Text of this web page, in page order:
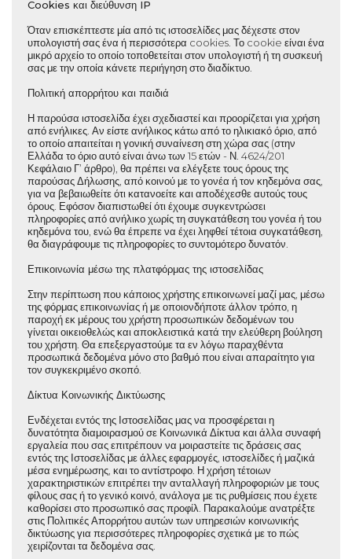
Cookies και διεύθυνση IP
Όταν επισκέπτεστε μία από τις ιστοσελίδες μας δέχεστε στον
υπολογιστή σας ένα ή περισσότερα cookies. Το cookie είναι ένα
μικρό αρχείο το οποίο τοποθετείται στον υπολογιστή ή τη συσκευή
σας με την οποία κάνετε περιήγηση στο διαδίκτυο.
Πολιτική απορρήτου και παιδιά
Η παρούσα ιστοσελίδα έχει σχεδιαστεί και προορίζεται για χρήση
από ενήλικες. Αν είστε ανήλικος κάτω από το ηλικιακό όριο, από
το οποίο απαιτείται η γονική συναίνεση στη χώρα σας (στην
Ελλάδα το όριο αυτό είναι άνω των 15 ετών - Ν. 4624/201
Κεφάλαιο Γ’ άρθρο), θα πρέπει να ελέγξετε τους όρους της
παρούσας Δήλωσης, από κοινού με το γονέα ή τον κηδεμόνα σας,
για να βεβαιωθείτε ότι κατανοείτε και αποδέχεσθε αυτούς τους
όρους. Εφόσον διαπιστωθεί ότι έχουμε συγκεντρώσει
πληροφορίες από ανήλικο χωρίς τη συγκατάθεση του γονέα ή του
κηδεμόνα του, ενώ θα έπρεπε να έχει ληφθεί τέτοια συγκατάθεση,
θα διαγράφουμε τις πληροφορίες το συντομότερο δυνατόν.
Επικοινωνία μέσω της πλατφόρμας της ιστοσελίδας
Στην περίπτωση που κάποιος χρήστης επικοινωνεί μαζί μας, μέσω
της φόρμας επικοινωνίας ή με οποιονδήποτε άλλον τρόπο, η
παροχή εκ μέρους του χρήστη προσωπικών δεδομένων του
γίνεται οικειοθελώς και αποκλειστικά κατά την ελεύθερη βούληση
του χρήστη. Θα επεξεργαστούμε τα εν λόγω παραχθέντα
προσωπικά δεδομένα μόνο στο βαθμό που είναι απαραίτητο για
τον συγκεκριμένο σκοπό.
Δίκτυα Κοινωνικής Δικτύωσης
Ενδέχεται εντός της Ιστοσελίδας μας να προσφέρεται η
δυνατότητα διαμοιρασμού σε Κοινωνικά Δίκτυα και άλλα συναφή
εργαλεία που σας επιτρέπουν να μοιραστείτε τις δράσεις σας
εντός της Ιστοσελίδας με άλλες εφαρμογές, ιστοσελίδες ή μαζικά
μέσα ενημέρωσης, και το αντίστροφο. Η χρήση τέτοιων
χαρακτηριστικών επιτρέπει την ανταλλαγή πληροφοριών με τους
φίλους σας ή το γενικό κοινό, ανάλογα με τις ρυθμίσεις που έχετε
καθορίσει στο προσωπικό σας προφίλ. Παρακαλούμε ανατρέξτε
στις Πολιτικές Απορρήτου αυτών των υπηρεσιών κοινωνικής
δικτύωσης για περισσότερες πληροφορίες σχετικά με το πώς
χειρίζονται τα δεδομένα σας.